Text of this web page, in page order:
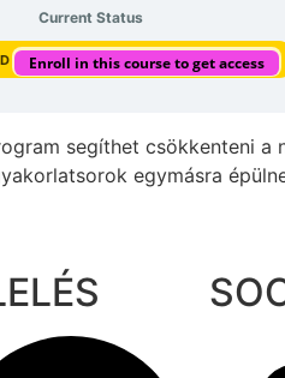
Current Status
Enroll in this course to get access
segíthet csökkenteni
egymásra